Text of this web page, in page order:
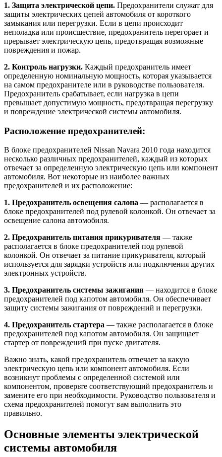
1. Защита электрической цепи. Предохранители служат для
защиты электрических цепей автомобиля от короткого
замыкания или перегрузки. Если в цепи происходит
неполадка или происшествие, предохранитель перегорает и
прерывает электрическую цепь, предотвращая возможные
повреждения и пожар.
2. Контроль нагрузки. Каждый предохранитель имеет
определенную номинальную мощность, которая указывается
на самом предохранителе или в руководстве пользователя.
Предохранитель срабатывает, если нагрузка в цепи
превышает допустимую мощность, предотвращая перегрузку
и повреждение электрической системы автомобиля.
Расположение предохранителей:
В блоке предохранителей Nissan Navara 2010 года находится
несколько различных предохранителей, каждый из которых
отвечает за определенную электрическую цепь или компонент
автомобиля. Вот некоторые из наиболее важных
предохранителей и их расположение:
1. Предохранитель освещения салона — располагается в
блоке предохранителей под рулевой колонкой. Он отвечает за
освещение салона автомобиля.
2. Предохранитель питания прикуривателя — также
располагается в блоке предохранителей под рулевой
колонкой. Он отвечает за питание прикуривателя, который
используется для зарядки устройств или подключения других
электронных устройств.
3. Предохранитель системы зажигания — находится в блоке
предохранителей под капотом автомобиля. Он обеспечивает
защиту системы зажигания от повреждений и перегрузки.
4. Предохранитель стартера — также располагается в блоке
предохранителей под капотом автомобиля. Он защищает
стартер от повреждений при пуске двигателя.
Важно знать, какой предохранитель отвечает за какую
электрическую цепь или компонент автомобиля. Если
возникнут проблемы с определенной системой или
компонентом, проверьте соответствующий предохранитель и
замените его при необходимости. Руководство пользователя и
схема предохранителей помогут вам выполнить это
правильно.
Основные элементы электрической
системы автомобиля